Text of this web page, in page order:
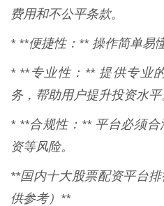
费用和不公平条款。
* **便捷性：** 操作简单易
* **专业性：** 提供专业
务，帮助用户提升投资水平
* **合规性：** 平台必须
资等风险。
**国内十大股票配资平台
供参考）**